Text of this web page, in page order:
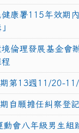
康署115年效期
倫理發展基金會
第13週11/20-
自願擔任糾察登
動會八年級男生組